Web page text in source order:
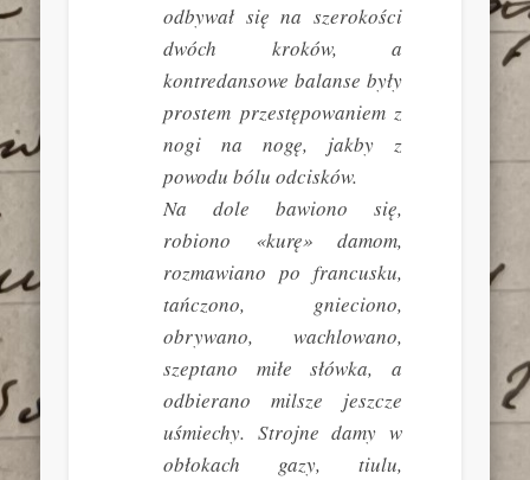
odbywał się na szerokości
dwóch kroków, a
kontredansowe balanse były
prostem przestępowaniem z
nogi na nogę, jakby z
powodu bólu odcisków.
Na dole bawiono się,
robiono «kurę» damom,
rozmawiano po francusku,
tańczono, gnieciono,
obrywano, wachlowano,
szeptano miłe słówka, a
odbierano milsze jeszcze
uśmiechy. Strojne damy w
obłokach gazy, tiulu,